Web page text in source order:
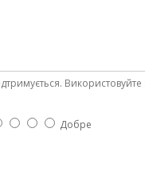
Добре